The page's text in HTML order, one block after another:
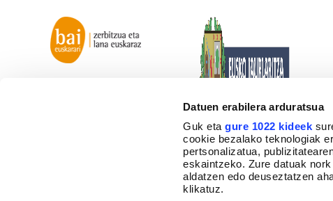
Datuen erabilera arduratsua
Guk etagure 1022 kideek
cookie bezalako teknologiak
pertsonalizatua,
eskaintzeko. Zure datuak
aldatzen edo deuseztatzen
klikatuz.